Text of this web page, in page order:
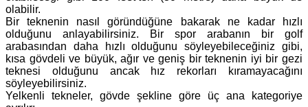
olabilir.
Bir teknenin nasıl göründüğüne bakarak ne kadar hızlı
olduğunu anlayabilirsiniz. Bir spor arabanın bir golf
arabasından daha hızlı olduğunu söyleyebileceğiniz gibi,
kısa gövdeli ve büyük, ağır ve geniş bir teknenin iyi bir gezi
teknesi olduğunu ancak hız rekorları kıramayacağını
söyleyebilirsiniz.
Yelkenli tekneler, gövde şekline göre üç ana kategoriye